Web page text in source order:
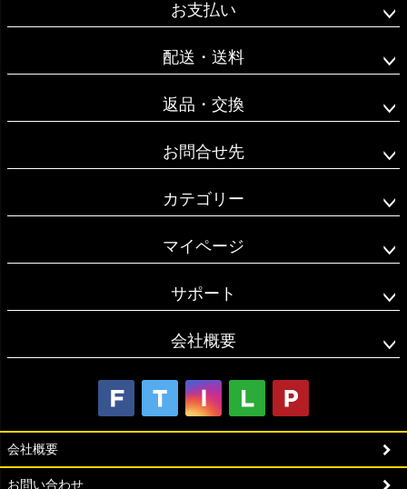
ップ
お支払い
配送・送料
返品・交換
お問合せ先
カテゴリー
マイページ
サポート
会社概要
会社概要
お問い合わせ